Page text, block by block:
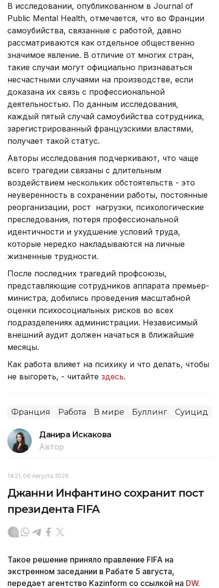
В исследовании, опубликованном в Journal of
Public Mental Health, отмечается, что во Франции
самоубийства, связанные с работой, давно
рассматриваются как отдельное общественно
значимое явление. В отличие от многих стран,
такие случаи могут официально признаваться
несчастными случаями на производстве, если
доказана их связь с профессиональной
деятельностью. По данным исследования,
каждый пятый случай самоубийства сотрудника,
зарегистрированный французскими властями,
получает такой статус.
Авторы исследования подчеркивают, что чаще
всего трагедии связаны с длительным
воздействием нескольких обстоятельств - это
неуверенность в сохранении работы, постоянные
реорганизации, рост нагрузки, психологические
преследования, потеря профессиональной
идентичности и ухудшение условий труда,
которые нередко накладываются на личные
жизненные трудности.
После последних трагедий профсоюзы,
представляющие сотрудников аппарата премьер-
министра, добились проведения масштабной
оценки психосоциальных рисков во всех
подразделениях администрации. Независимый
внешний аудит должен начаться в ближайшие
месяцы.
Как работа влияет на психику и что делать, чтобы
не выгореть, - читайте здесь.
Франция Работа В мире Буллинг Суицид
Данира Искакова
Автор
14:21, 06 Августа 2026
Джанни Инфантино сохранит пост
президента FIFA
Такое решение приняло правление FIFA на
экстренном заседании в Рабате 5 августа,
передает агентство Kazinform со ссылкой на DW.